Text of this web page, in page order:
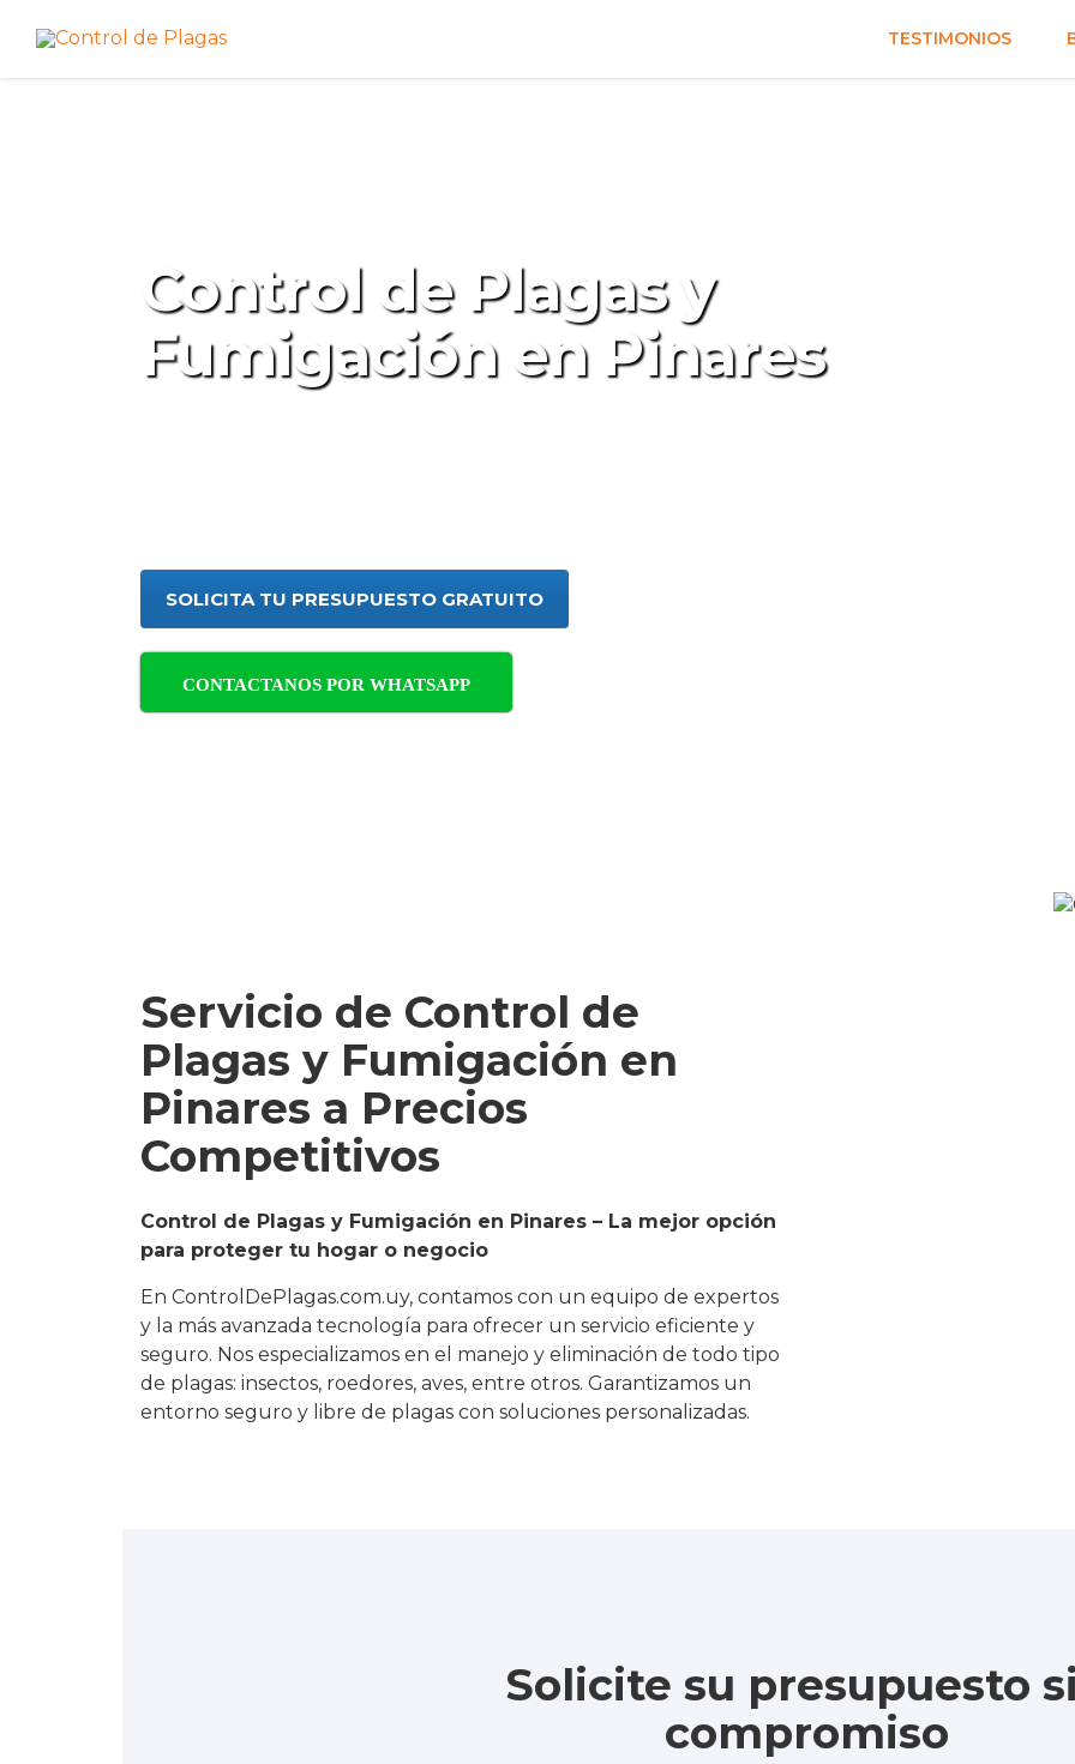
TESTIMONIOS
Control de Plagas y
Fumigación en Pinares
SOLICITA TU PRESUPUESTO GRATUITO
CONTACTANOS POR WHATSAPP
Servicio de Control de
Plagas y Fumigación en
Pinares a Precios
Competitivos
Control de Plagas y Fumigación en Pinares – La mejor opción
para proteger tu hogar o negocio
En ControlDePlagas.com.uy, contamos con un equipo de expertos
y la más avanzada tecnología para ofrecer un servicio eficiente y
seguro. Nos especializamos en el manejo y eliminación de todo tipo
de plagas: insectos, roedores, aves, entre otros. Garantizamos un
entorno seguro y libre de plagas con soluciones personalizadas.
Solicite su presupuesto
compromiso